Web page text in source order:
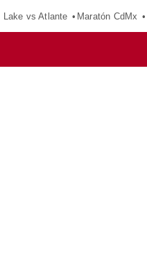
Lake vs Atlante Maratón CdMx